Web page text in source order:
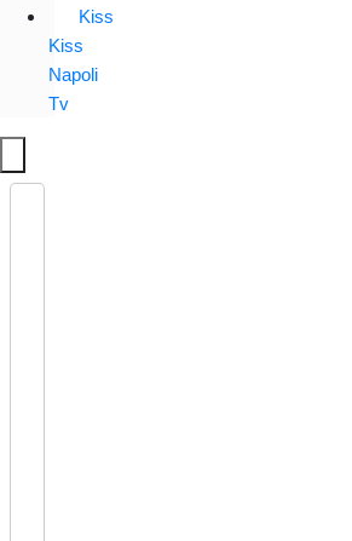
Kiss
Kiss
Napoli
Tv